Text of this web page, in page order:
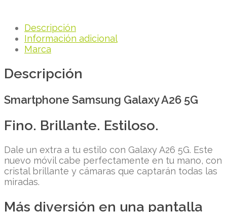
Descripción
Información adicional
Marca
Descripción
Smartphone Samsung Galaxy A26 5G
Fino. Brillante. Estiloso.
Dale un extra a tu estilo con Galaxy A26 5G. Este
nuevo móvil cabe perfectamente en tu mano, con
cristal brillante y cámaras que captarán todas las
miradas.
Más diversión en una pantalla